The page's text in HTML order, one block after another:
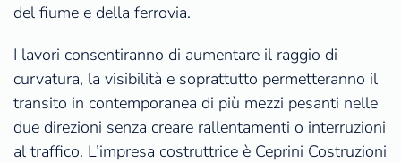
del fiume e della ferrovia.
I lavori consentiranno di aumentare il raggio di
curvatura, la visibilità e soprattutto permetteranno il
transito in contemporanea di più mezzi pesanti nelle
due direzioni senza creare rallentamenti o interruzioni
al traffico. L’impresa costruttrice è Ceprini Costruzioni